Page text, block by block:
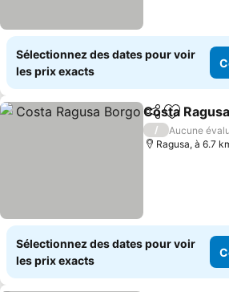
Sélectionnez des dates pour voir
les prix exacts
PartagerAjouter à
Costa
/
Aucune
Ragusa, à 6.7
Sélectionnez des dates pour voir
les prix exacts